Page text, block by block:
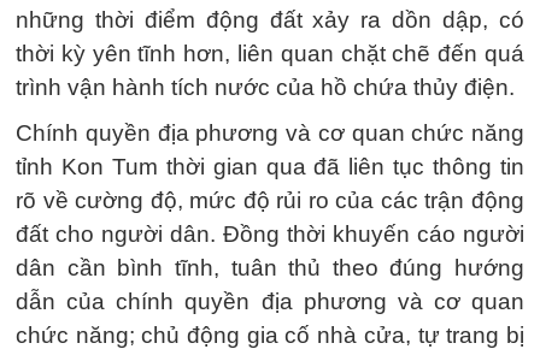
những thời điểm động đất xảy ra dồn dập, có
thời kỳ yên tĩnh hơn, liên quan chặt chẽ đến quá
trình vận hành tích nước của hồ chứa thủy điện.
Chính quyền địa phương và cơ quan chức năng
tỉnh Kon Tum thời gian qua đã liên tục thông tin
rõ về cường độ, mức độ rủi ro của các trận động
đất cho người dân. Đồng thời khuyến cáo người
dân cần bình tĩnh, tuân thủ theo đúng hướng
dẫn của chính quyền địa phương và cơ quan
chức năng; chủ động gia cố nhà cửa, tự trang bị